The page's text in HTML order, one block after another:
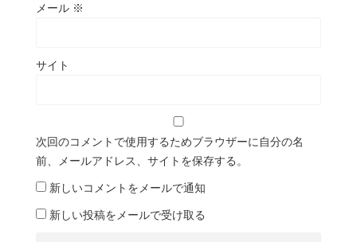
メール ※
サイト
次回のコメントで使用するためブラウザーに自分の名
前、メールアドレス、サイトを保存する。
新しいコメントをメールで通知
新しい投稿をメールで受け取る